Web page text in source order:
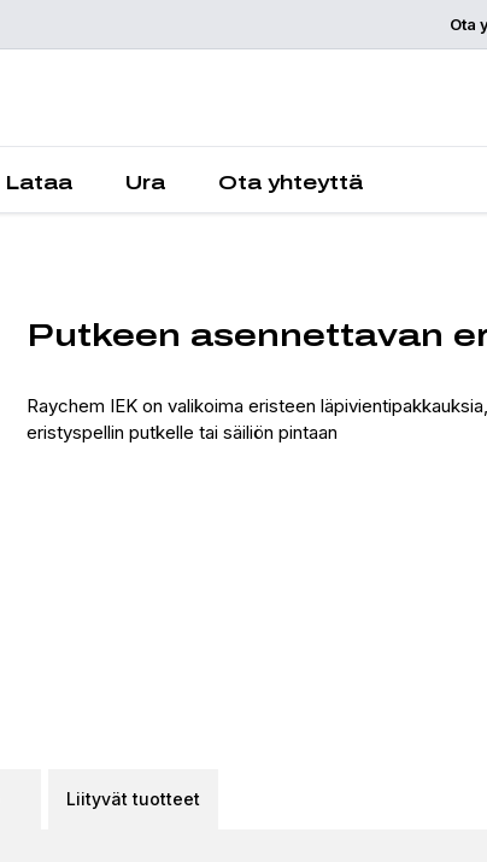
Ota
Lataa Ura Ota yhteyttä
Pyydä
Putkeen asennettavan
Raychem IEK on valikoima eristeen
eristyspellin putkelle tai säiliön pintaan
Liityvät tuotteet